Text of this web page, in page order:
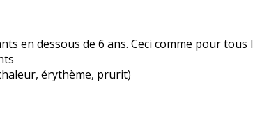
en dessous de 6 ans. Ceci comme pour
érythème, prurit)